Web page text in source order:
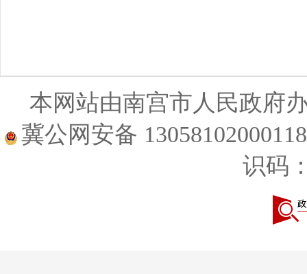
本网站由南宫市人民政
冀公网安备
识码